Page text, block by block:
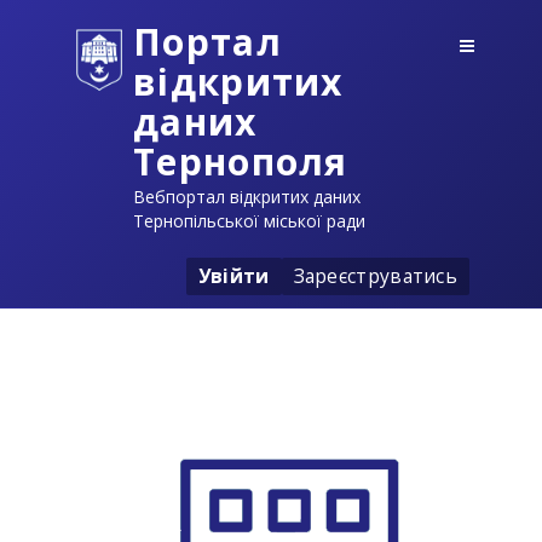
Портал
відкритих
даних
Тернополя
Вебпортал відкритих даних
Тернопільської міської ради
Увійти Зареєструватись